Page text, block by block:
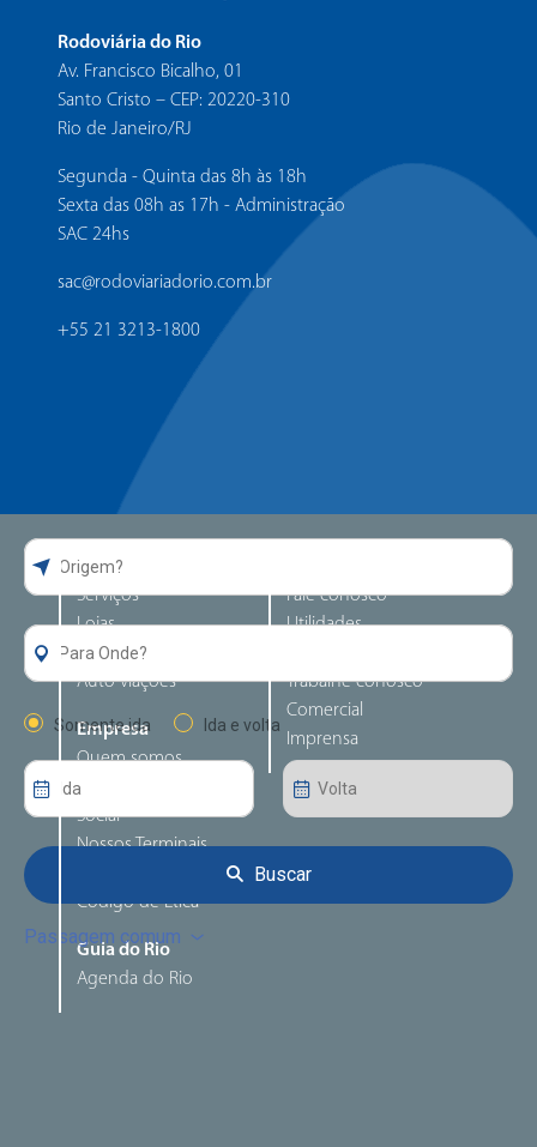
Rodoviária do Rio
Av. Francisco Bicalho, 01
Santo Cristo – CEP: 20220-310
Rio de Janeiro/RJ
Segunda - Quinta das 8h às 18h
Sexta das 08h as 17h - Administração
SAC 24hs
sac@rodoviariadorio.com.br
+55 21 3213-1800
Guia da Rodoviária
Serviços
Lojas
Alimentação
Auto viações
Empresa
Quem somos
Responsabilidade
Social
Nossos Terminais
Código de Ética
Guia do Rio
Agenda do Rio
Fale conosco
Utilidades
Trabalhe conosco
Comercial
Imprensa
Somente ida Ida e volta
Buscar
Passagem comum